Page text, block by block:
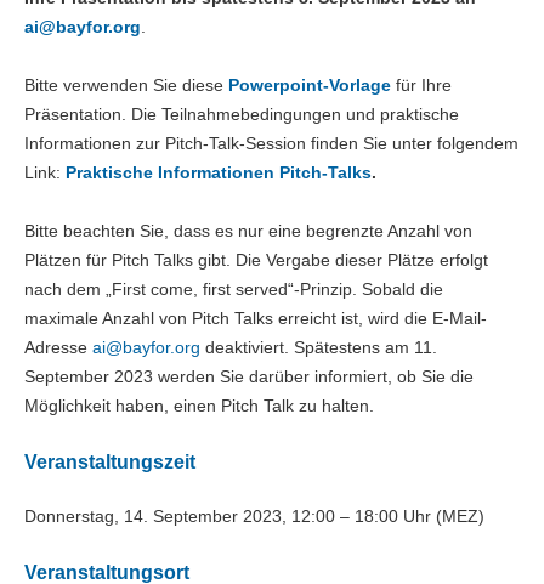
ai@bayfor.org
Bitte verwenden Sie diese Powerpoint-Vorlage für Ihre
Präsentation. Die Teilnahmebedingungen und praktische
Informationen zur Pitch-Talk-Session finden Sie unter folgendem
Link: Praktische Informationen Pitch-Talks.
Bitte beachten Sie, dass es nur eine begrenzte Anzahl von
Plätzen für Pitch Talks gibt. Die Vergabe dieser Plätze erfolgt
nach dem „First come, first served“-Prinzip. Sobald die
maximale Anzahl von Pitch Talks erreicht ist, wird die E-Mail-
Adresse ai@bayfor.org deaktiviert. Spätestens am 11.
September 2023 werden Sie darüber informiert, ob Sie die
Möglichkeit haben, einen Pitch Talk zu halten.
Veranstaltungszeit
Donnerstag, 14. September 2023, 12:00 – 18:00 Uhr (MEZ)
Veranstaltungsort